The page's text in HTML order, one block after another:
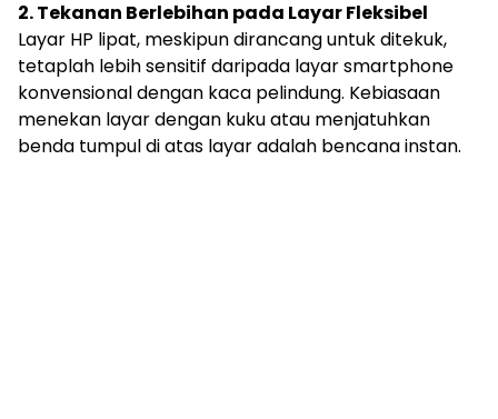
2. Tekanan Berlebihan pada Layar Fleksibel
Layar HP lipat, meskipun dirancang untuk ditekuk,
tetaplah lebih sensitif daripada layar smartphone
konvensional dengan kaca pelindung. Kebiasaan
menekan layar dengan kuku atau menjatuhkan
benda tumpul di atas layar adalah bencana instan.